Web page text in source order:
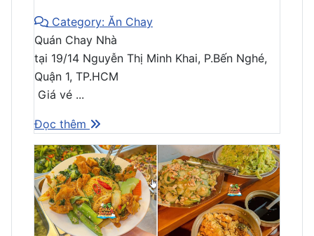
Category: Ăn Chay
Quán Chay Nhà
tại 19/14 Nguyễn Thị Minh Khai, P.Bến Nghé,
Quận 1, TP.HCM
Giá vé ...
Đọc thêm